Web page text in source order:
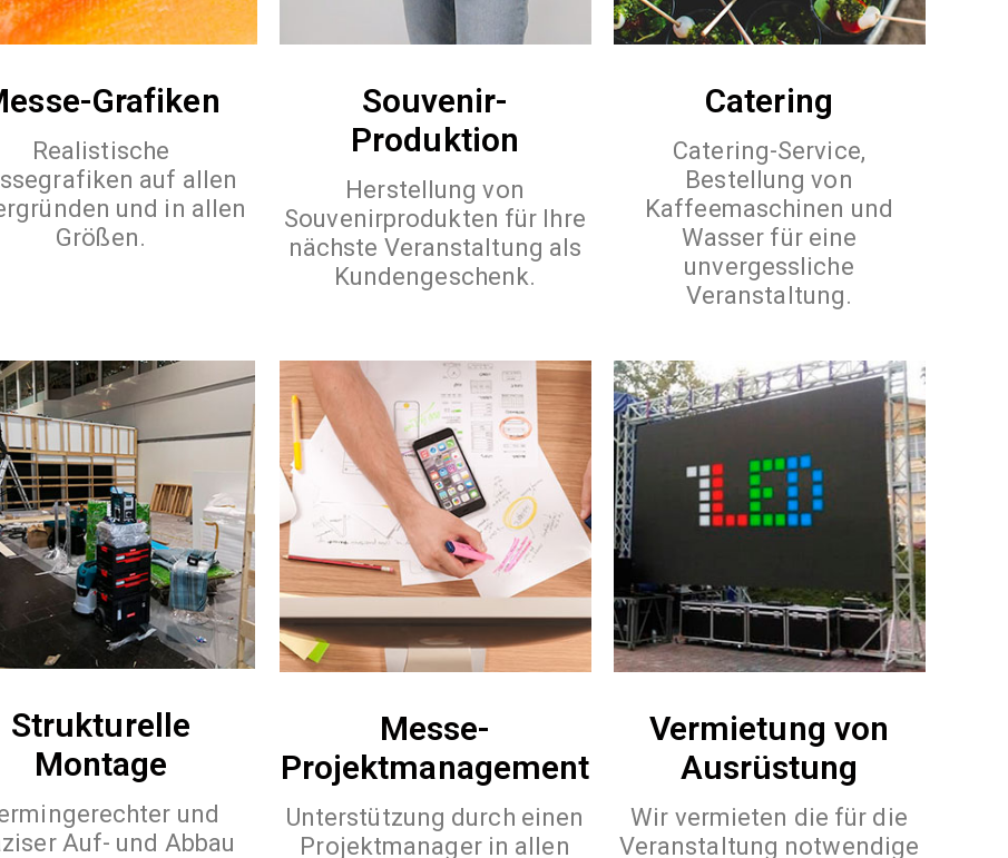
Grafiken
Realistische
auf allen
und in allen
Größen.
Souvenir-
Produktion
Herstellung von
Souvenirprodukten für Ihre
nächste Veranstaltung als
Kundengeschenk.
Catering
Catering-Service,
Bestellung von
Kaffeemaschinen und
Wasser für eine
unvergessliche
Veranstaltung.
Strukturelle
Montage
und
Auf- und Abbau
Messe-
Projektmanagement
Unterstützung durch einen
Projektmanager in allen
Vermietung von
Ausrüstung
Wir vermieten die für die
Veranstaltung notwendige